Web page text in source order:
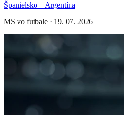
Španielsko – Argentína
MS vo futbale · 19. 07. 2026